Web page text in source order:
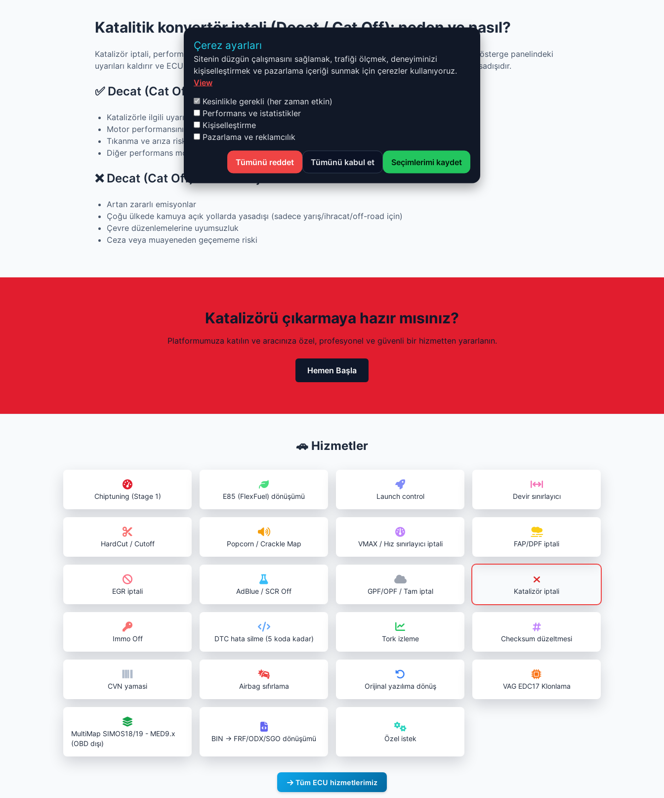
Katalitik konvertör iptali (Decat / Cat Off): neden ve nasıl?
Katalizör iptali, performans meraklıları ve tuning tutkunları arasında popülerdir. Motor tepkisini artırır, gösterge panelindeki
uyarıları kaldırır ve ECU yönetimini optimize eder. Ancak emisyonları artırır ve kamuya açık yollarda yasadışıdır.
✅ Decat (Cat Off) avantajları
Katalizörle ilgili uyarı ve hata mesajlarını kaldırır
Motor performansını ve tepkisini artırır
Tıkanma ve arıza riskini azaltır
Diğer performans modifikasyonlarıyla uyumludur
❌ Decat (Cat Off) dezavantajları
Artan zararlı emisyonlar
Çoğu ülkede kamuya açık yollarda yasadışı (sadece yarış/ihracat/off-road için)
Çevre düzenlemelerine uyumsuzluk
Ceza veya muayeneden geçememe riski
Katalizörü çıkarmaya hazır mısınız?
Platformumuza katılın ve aracınıza özel, profesyonel ve güvenli bir hizmetten yararlanın.
Hemen Başla
🚗 Hizmetler
Chiptuning (Stage 1) E85 (FlexFuel) dönüşümü Launch control Devir sınırlayıcı
HardCut / Cutoff Popcorn / Crackle Map VMAX / Hız sınırlayıcı iptali FAP/DPF iptali
EGR iptali AdBlue / SCR Off GPF/OPF / Tam iptal Katalizör iptali
Immo Off DTC hata silme (5 koda kadar) Tork izleme Checksum düzeltmesi
CVN yamasi Airbag sıfırlama Orijinal yazılıma dönüş VAG EDC17 Klonlama
MultiMap SIMOS18/19 - MED9.x
(OBD dışı)
BIN → FRF/ODX/SGO dönüşümü Özel istek
Tüm ECU hizmetlerimiz
Çerez ayarları
Sitenin düzgün çalışmasını sağlamak, trafiği ölçmek, deneyiminizi
kişiselleştirmek ve pazarlama içeriği sunmak için çerezler kullanıyoruz.
View
Kesinlikle gerekli (her zaman etkin)
Performans ve istatistikler
Kişiselleştirme
Pazarlama ve reklamcılık
Tümünü reddet Tümünü kabul et Seçimlerimi kaydet